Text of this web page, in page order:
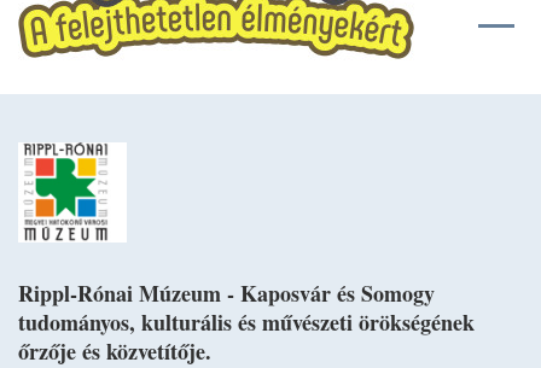
Rippl-Rónai Múzeum - Kaposvár és Somogy
tudományos, kulturális és művészeti örökségének
őrzője és közvetítője.